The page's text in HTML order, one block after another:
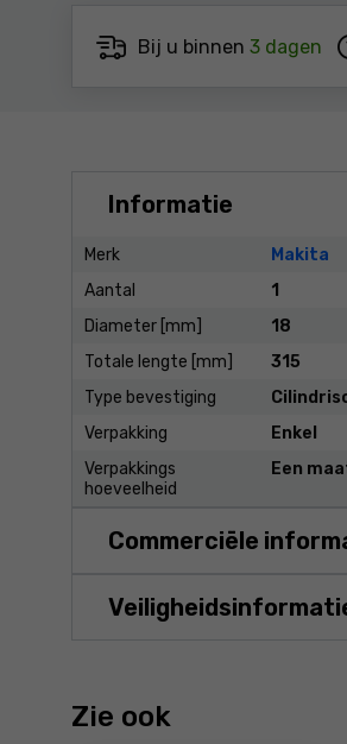
Bij u binnen 3 dagen
Informatie
Merk
Makita
Aantal
1
Diameter [mm]
18
Totale lengte [mm]
315
Type bevestiging
Verpakking
Enkel
Verpakkings
hoeveelheid
Een
Commerciële
Zie ook